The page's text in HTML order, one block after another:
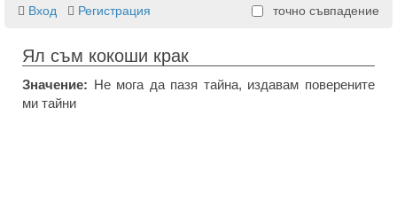
Вход
Регистрация точно съвпадение
Ял съм кокоши крак
Значение: Не мога да пазя тайна, издавам поверените
ми тайни